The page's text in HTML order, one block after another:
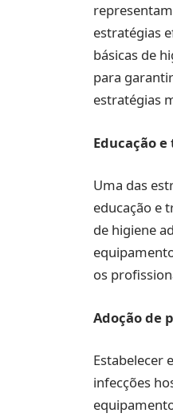
estratégias
básicas de
para
estratégias
Educação
Uma das
educação e
de higiene
os
Adoção de
Estabelecer
infecções